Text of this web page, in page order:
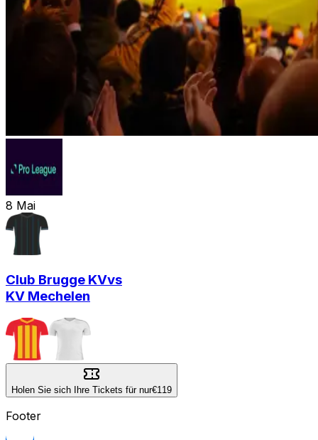
8 Mai
Club Brugge KVvs
KV Mechelen
Holen Sie sich Ihre Tickets für nur€119
Footer